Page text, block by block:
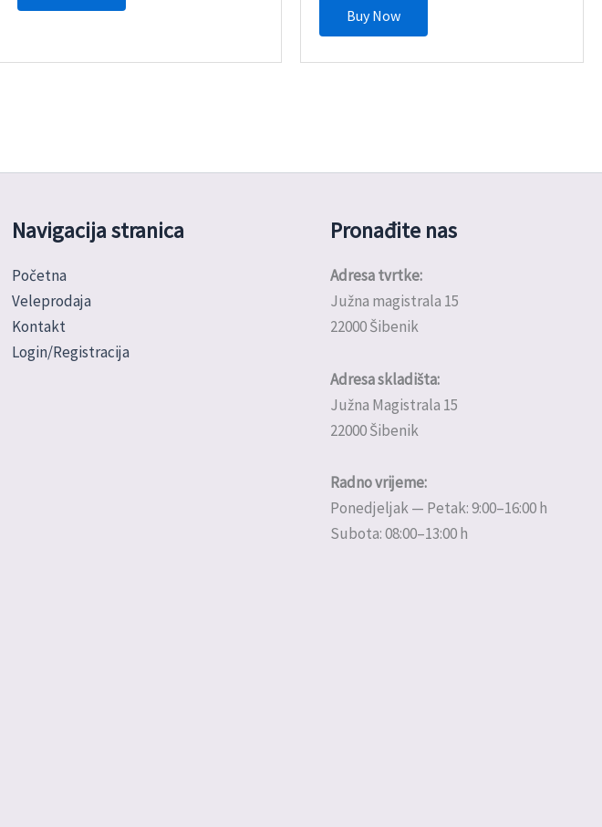
Buy Now
Navigacija stranica
Početna
Veleprodaja
Kontakt
Login/Registracija
Pronađite nas
Adresa tvrtke:
Južna magistrala 15
22000 Šibenik
Adresa skladišta:
Južna Magistrala 15
22000 Šibenik
Radno vrijeme:
Ponedjeljak — Petak: 9:00–16:00 h
Subota: 08:00–13:00 h